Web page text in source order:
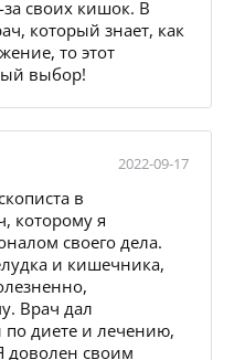
за своих кишок. В
который знает, как
то этот
выбор!
2022-09-17
в
которому я
своего дела.
и кишечника,
Врач дал
диете и лечению,
доволен своим